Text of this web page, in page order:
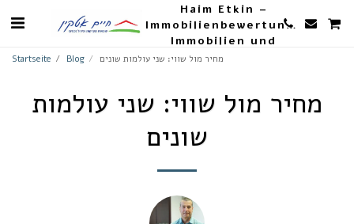
Haim Etkin –
Immobilienbewertungen,
Immobilien und
Landwirtschaft
Startseite Blog מחיר מול שווי: שני עולמות שונים
מחיר מול שווי: שני עולמות
שונים